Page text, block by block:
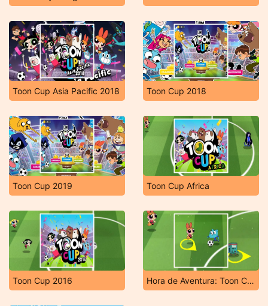
Toon Cup Asia Pacific 2018 Toon Cup 2018
Toon Cup 2019 Toon Cup Africa
Toon Cup 2016 Hora de Aventura: Toon Cup